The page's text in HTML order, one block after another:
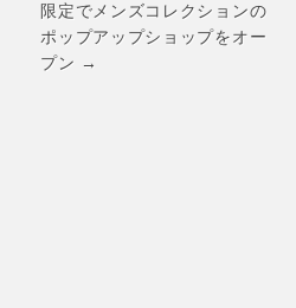
限定でメンズコレクションの
ポップアップショップをオー
プン →